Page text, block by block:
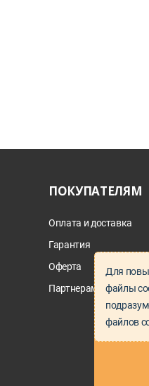
ПОКУПАТЕЛЯМ
Оплата и доставка
Гарантия
Оферта
Партнерам и
Для
файлы
файлов